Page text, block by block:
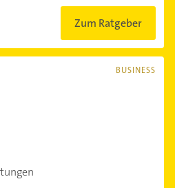
Zum Ratgeber
BUSINESS